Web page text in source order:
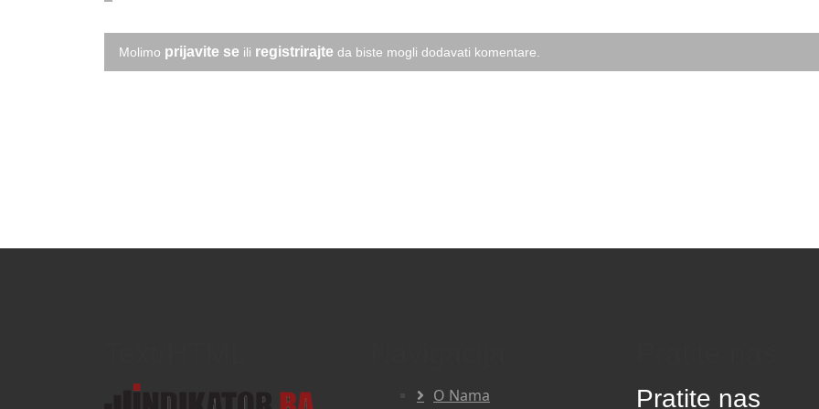
Molimo prijavite se ili registrirajte da biste mogli dodavati komentare.
O Nama Pratite nas